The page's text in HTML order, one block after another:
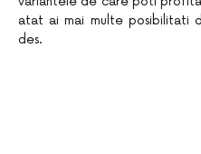
atat ai mai multe posibilitati
des.